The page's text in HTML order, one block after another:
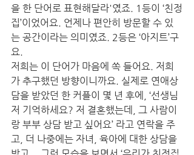
을 한 단어로 표현해달라'였죠. 1등이 ‘친정
집’이었어요. 언제나 편안히 방문할 수 있
는 공간이라는 의미였죠. 2등은 ‘아지트’구
요.
저희는 이 단어가 마음에 쏙 들어요. 저희
가 추구했던 방향이니까요. 실제로 연애상
담을 받았던 한 커플이 몇 년 후에, ‘선생님
저 기억하세요? 저 결혼했는데, 그 사람이
랑 부부 상담 받고 싶어요’ 라고 연락을 주
고, 더 나중에는 자녀, 육아에 대한 상담을